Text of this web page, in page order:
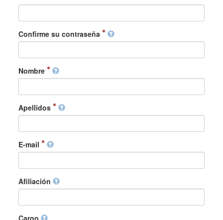
Confirme su contraseña
Nombre
Apellidos
E-mail
Afiliación
Cargo